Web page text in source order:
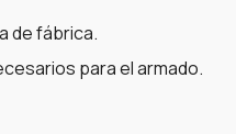
de fábrica.
para el armado.